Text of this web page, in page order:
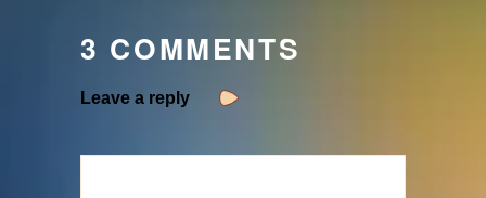
3 COMMENTS
Leave a reply